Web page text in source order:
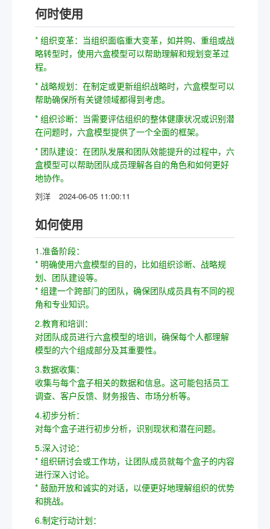
何时使用
* 组织变革：当组织面临重大变革，如并购、重组或战
略转型时，使用六盒模型可以帮助理解和规划变革过
程。
* 战略规划：在制定或更新组织战略时，六盒模型可以
帮助确保所有关键领域都得到考虑。
* 组织诊断：当需要评估组织的整体健康状况或识别潜
在问题时，六盒模型提供了一个全面的框架。
* 团队建设：在团队发展和团队效能提升的过程中，六
盒模型可以帮助团队成员理解各自的角色和如何更好
地协作。
刘洋 2024-06-05 11:00:11
如何使用
1.准备阶段：
* 明确使用六盒模型的目的，比如组织诊断、战略规
划、团队建设等。
* 组建一个跨部门的团队，确保团队成员具有不同的视
角和专业知识。
2.教育和培训：
对团队成员进行六盒模型的培训，确保每个人都理解
模型的六个组成部分及其重要性。
3.数据收集：
收集与每个盒子相关的数据和信息。这可能包括员工
调查、客户反馈、财务报告、市场分析等。
4.初步分析：
对每个盒子进行初步分析，识别现状和潜在问题。
5.深入讨论：
* 组织研讨会或工作坊，让团队成员就每个盒子的内容
进行深入讨论。
* 鼓励开放和诚实的对话，以便更好地理解组织的优势
和挑战。
6.制定行动计划：